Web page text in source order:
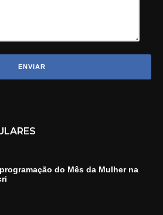
do Mês da Mulher na